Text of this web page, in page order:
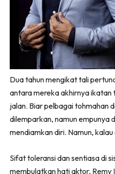
Dua tahun mengikat tali
antara mereka akhirnya
jalan. Biar pelbagai tohmahan
dilemparkan, namun empunya
mendiamkan diri. Namun,
Sifat toleransi dan sentiasa di
membulatkan hati aktor, Remy